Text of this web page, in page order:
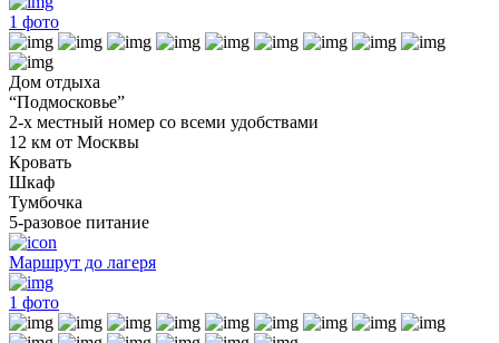
1 фото
Дом отдыха
“Подмосковье”
2-х местный номер со всеми удобствами
12 км от Москвы
Кровать
Шкаф
Тумбочка
5-разовое питание
Маршрут до лагеря
1 фото